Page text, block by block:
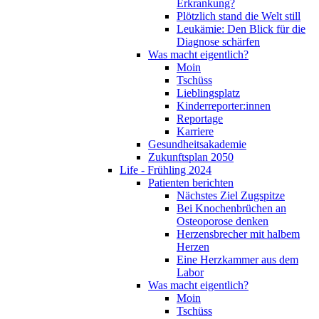
Erkrankung?
Plötzlich stand die Welt still
Leukämie: Den Blick für die
Diagnose schärfen
Was macht eigentlich?
Moin
Tschüss
Lieblingsplatz
Kinderreporter:innen
Reportage
Karriere
Gesundheitsakademie
Zukunftsplan 2050
Life - Frühling 2024
Patienten berichten
Nächstes Ziel Zugspitze
Bei Knochenbrüchen an
Osteoporose denken
Herzensbrecher mit halbem
Herzen
Eine Herzkammer aus dem
Labor
Was macht eigentlich?
Moin
Tschüss